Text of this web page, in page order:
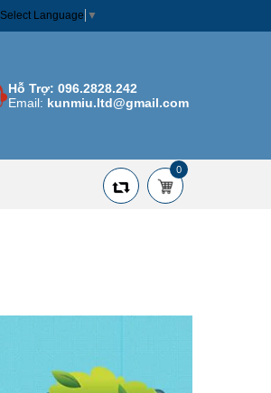
Select Language ▼
Hỗ Trợ: 096.2828.242
Email: kunmiu.ltd@gmail.com
0